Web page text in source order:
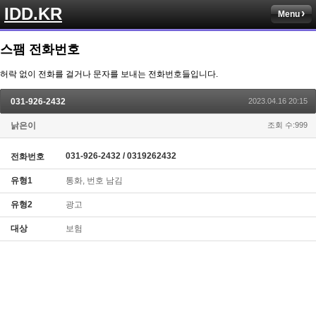
IDD.KR Menu
스팸 전화번호
허락 없이 전화를 걸거나 문자를 보내는 전화번호들입니다.
031-926-2432 2023.04.16 20:15
낡은이 조회 수:999
전화번호 031-926-2432 / 0319262432
유형1 통화, 번호 남김
유형2 광고
대상 보험